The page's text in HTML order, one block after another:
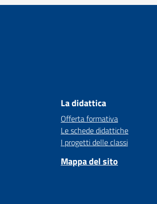
La didattica
Offerta formativa
Le schede didattiche
I progetti delle classi
Mappa del sito